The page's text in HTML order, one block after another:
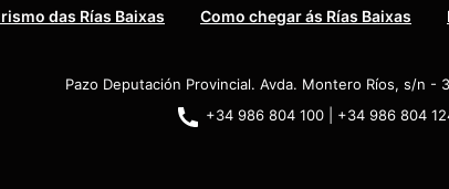
das Rías Baixas Como chegar ás Rías Baixas
Pazo Deputación Provincial. Avda. Montero Ríos, s/n -
+34 986 804 100 | +34 986 804